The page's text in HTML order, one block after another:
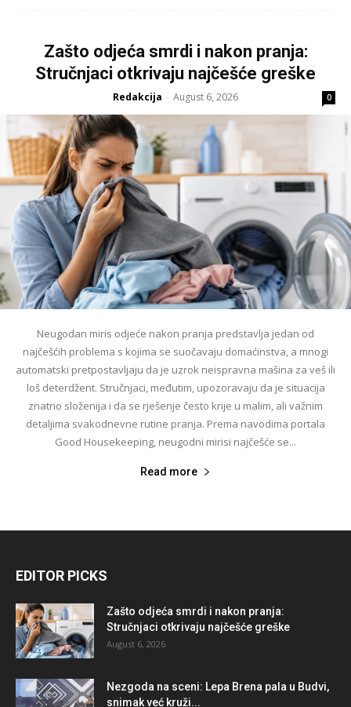
Zašto odjeća smrdi i nakon pranja:
Stručnjaci otkrivaju najčešće greške
Redakcija - August 6, 2026 0
Neugodan miris odjeće nakon pranja predstavlja jedan od
najčešćih problema s kojima se suočavaju domaćinstva, a mnogi
automatski pretpostavljaju da je uzrok neispravna mašina za veš ili
loš deterdžent. Stručnjaci, međutim, upozoravaju da je situacija
znatno složenija i da se rješenje često krije u malim, ali važnim
detaljima svakodnevne rutine pranja. Prema navodima portala
Good Housekeeping, neugodni mirisi najčešće se...
Read more
EDITOR PICKS
Zašto odjeća smrdi i nakon pranja:
Stručnjaci otkrivaju najčešće greške
August 6, 2026
Nezgoda na sceni: Lepa Brena pala u Budvi,
snimak već kruži...